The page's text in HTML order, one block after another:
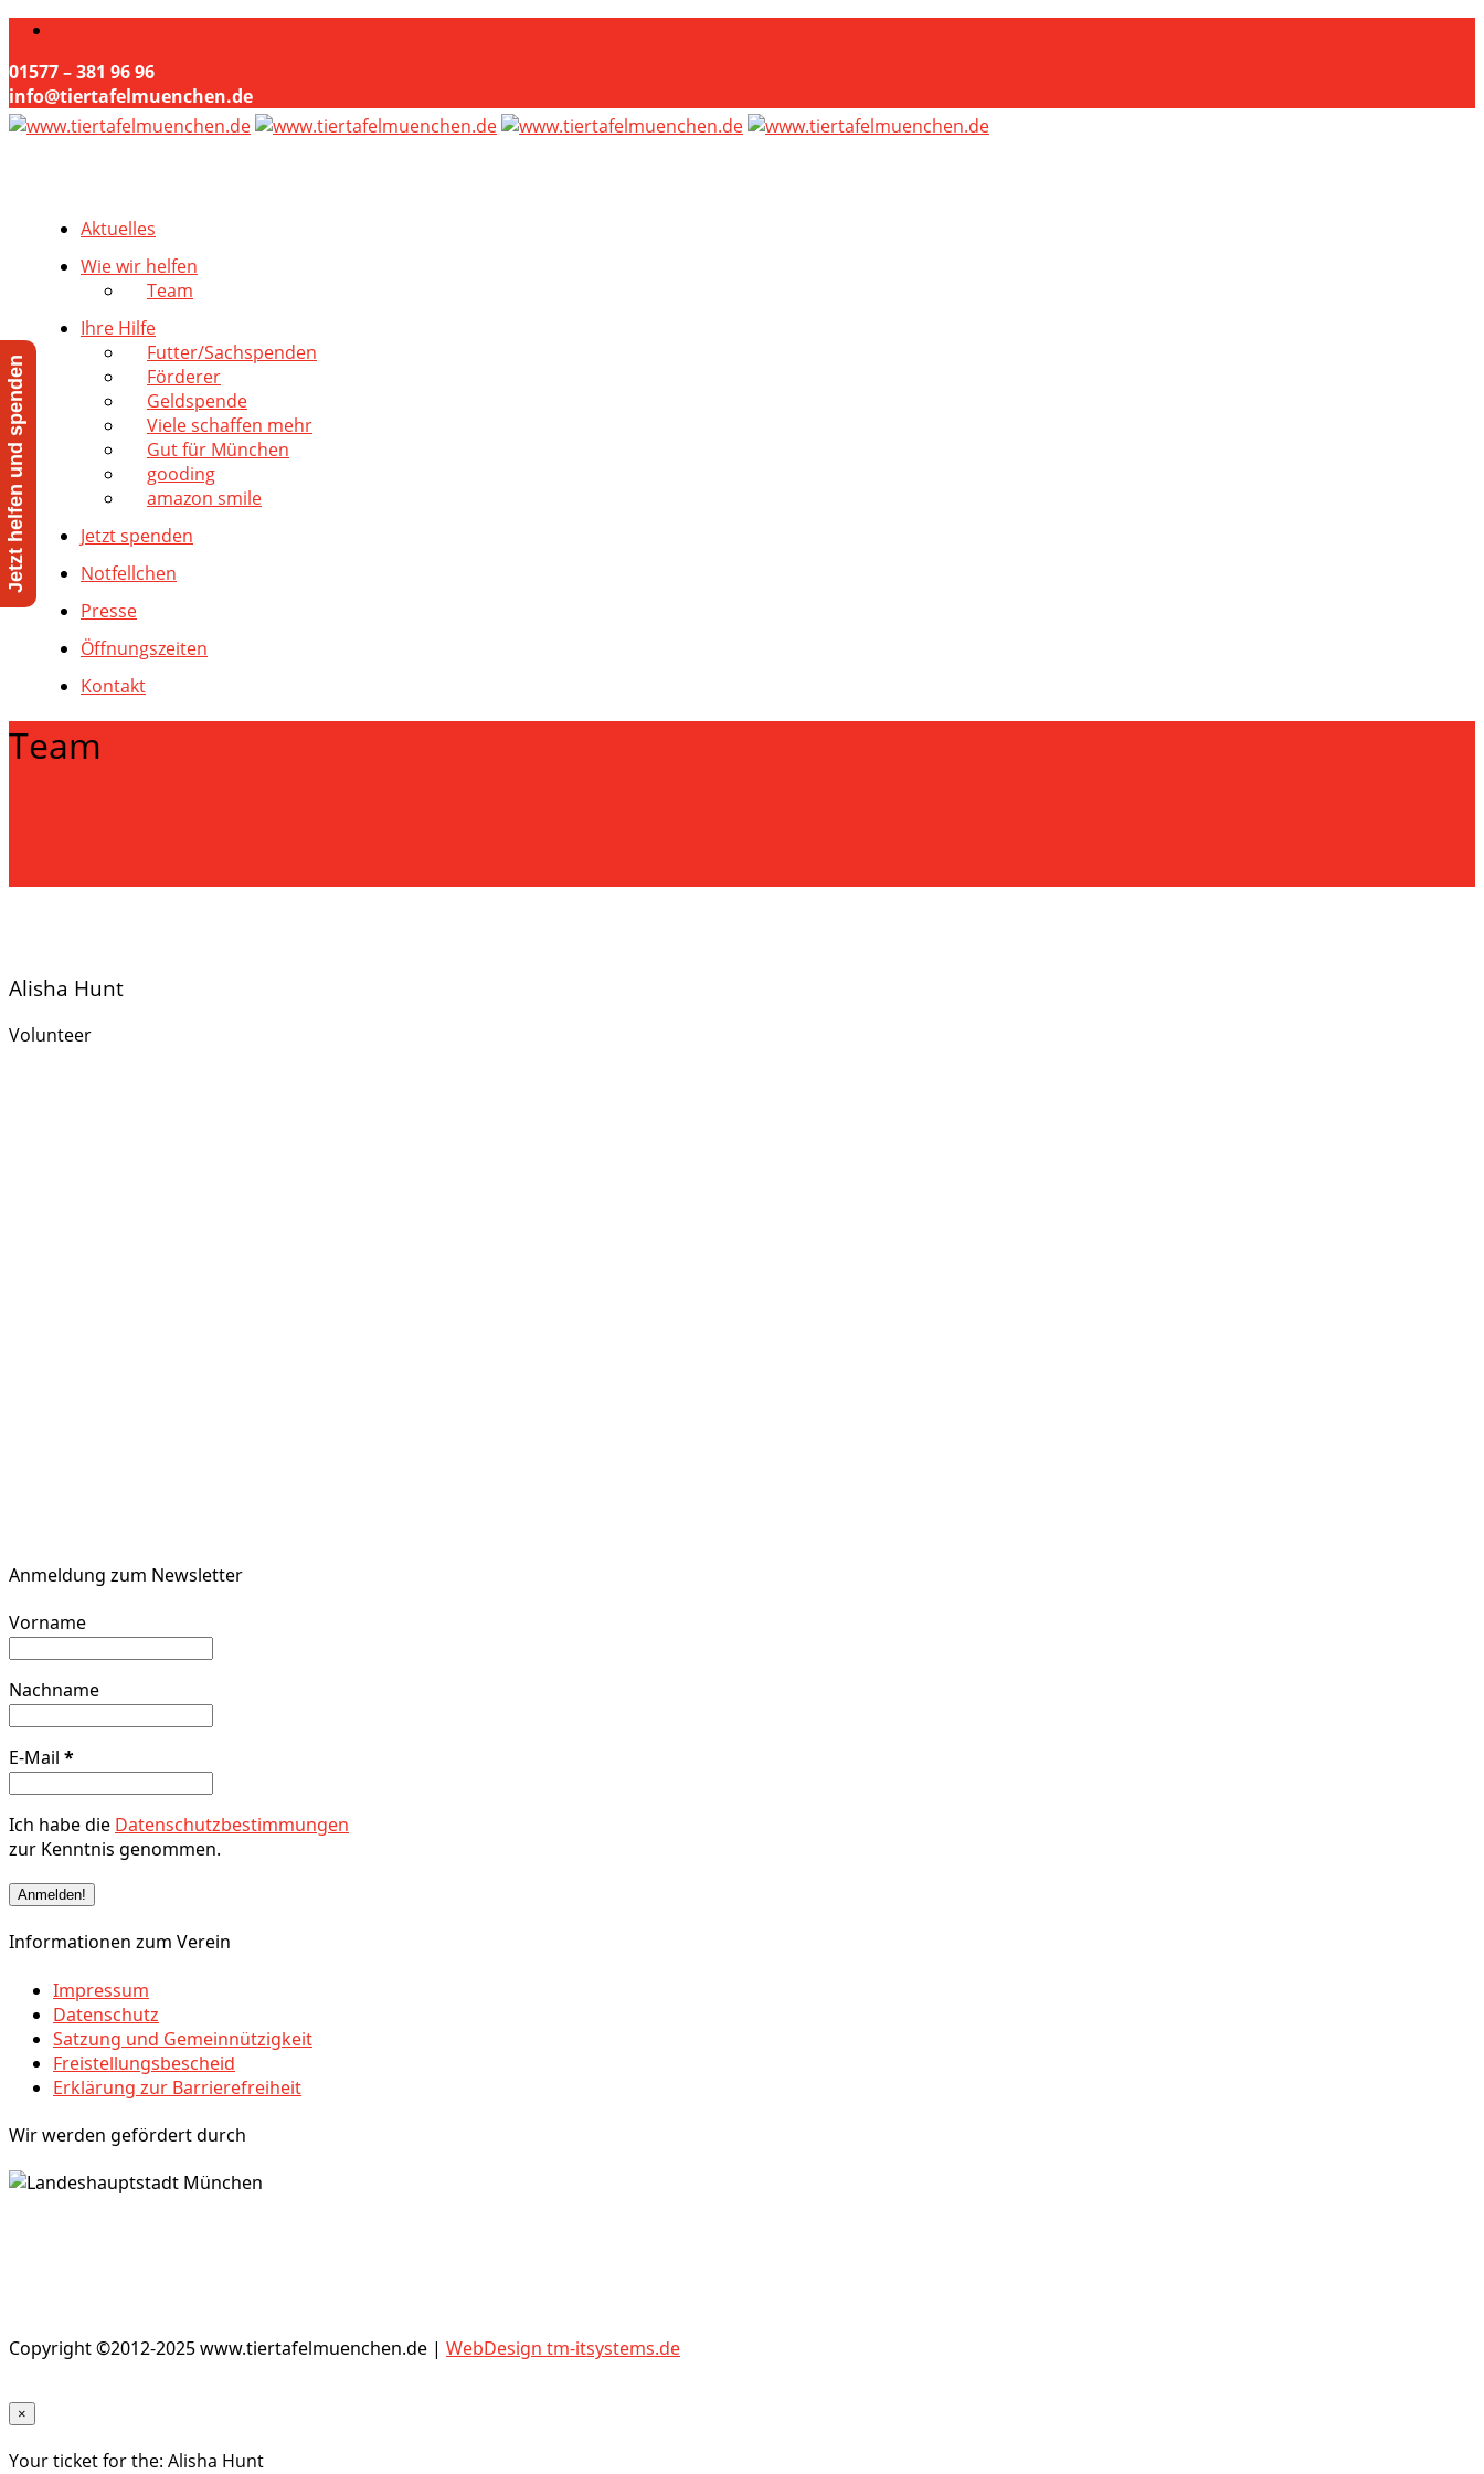
01577 – 381 96 96
info@tiertafelmuenchen.de
Aktuelles
Wie wir helfen
Team
Ihre Hilfe
Futter/Sachspenden
Förderer
Geldspende
Viele schaffen mehr
Gut für München
gooding
amazon smile
Jetzt spenden
Notfellchen
Presse
Öffnungszeiten
Kontakt
Team
Alisha Hunt
Volunteer
Anmeldung zum Newsletter
Vorname
Nachname
E-Mail *
Ich habe die Datenschutzbestimmungen
zur Kenntnis genommen.
Informationen zum Verein
Impressum
Datenschutz
Satzung und Gemeinnützigkeit
Freistellungsbescheid
Erklärung zur Barrierefreiheit
Wir werden gefördert durch
Copyright ©2012-2025 www.tiertafelmuenchen.de | WebDesign tm-itsystems.de
×
Your ticket for the: Alisha Hunt
Jetzt helfen und spenden